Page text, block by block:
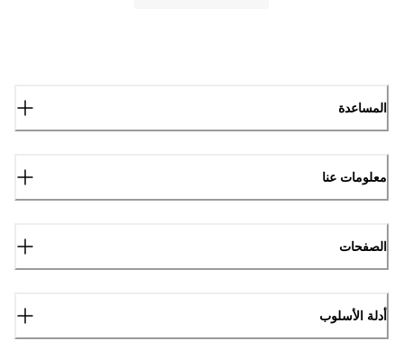
المساعدة
معلومات عنا
الصفحات
أدلة الأسلوب